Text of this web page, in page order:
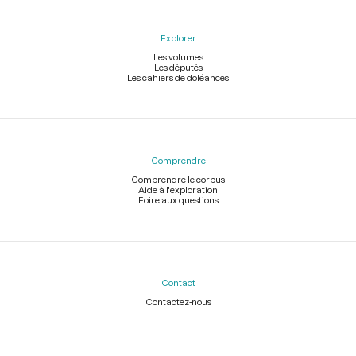
Explorer
Les volumes
Les députés
Les cahiers de doléances
Comprendre
Comprendre le corpus
Aide à l'exploration
Foire aux questions
Contact
Contactez-nous